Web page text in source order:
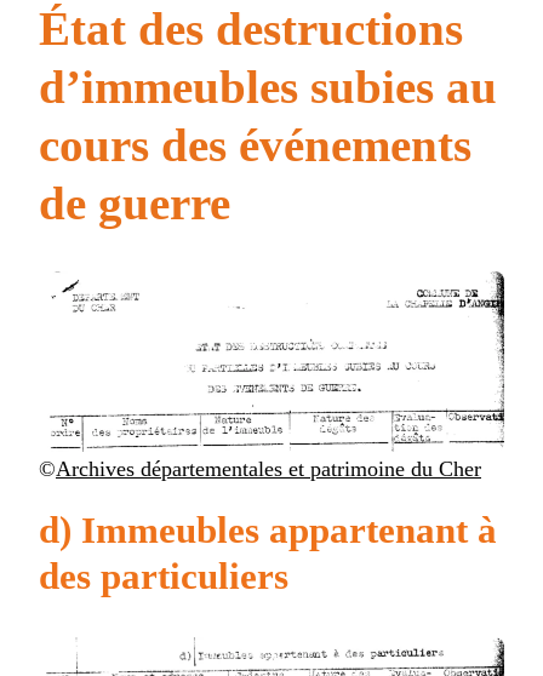
MAISON
GIRARDIN
RUE
FOSSÉS
État des destructions
d’immeubles subies au
cours des événements
de guerre
©Archives départementales et patrimoine du Cher
d) Immeubles appartenant à
des particuliers